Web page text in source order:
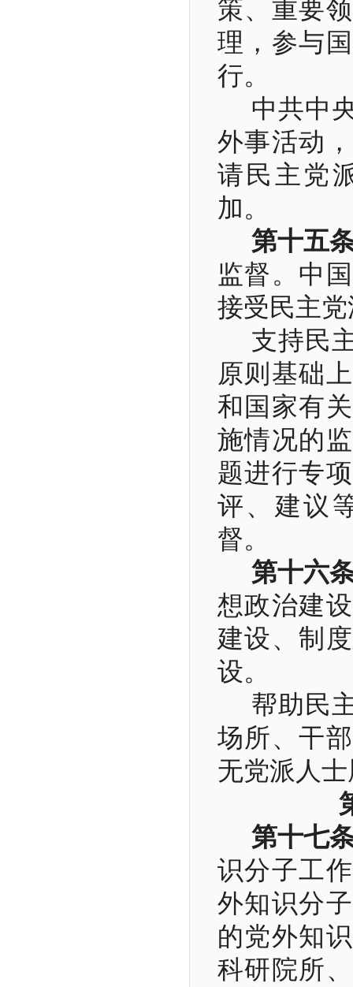
策、重要
理，参与
行。
中共中
外事活动
请民主党
加。
第十五
监督。中
接受民主
支持民
原则基础
和国家有
施情况的
题进行专
评、建议
督。
第十六
想政治建
建设、制
设。
帮助民
场所、干
无党派人
第十七
识分子工
外知识分
的党外知
科研院所